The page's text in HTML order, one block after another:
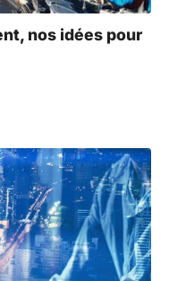
nos idées pour